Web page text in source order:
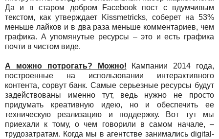
Да и в старом добром Facebook пост с вдумчивым
текстом, как утверждает Kissmetricks, соберет на 53%
меньше лайков и в два раза меньше комментариев, чем
графика. А упомянутые ресурсы – это и есть графика
почти в чистом виде.
А можно потрогать? Можно! Кампании 2014 года,
построенные на использовании интерактивного
контента, сорвут банк. Самые серьезные ресурсы будут
задействованы именно тут, ведь нужно не просто
придумать креативную идею, но и обеспечить ее
техническую реализацию и поддержку. Вот тут мы
приехали к тому, о чем говорили в самом начале, –
трудозатратам. Когда мы в агентстве занимались digital-